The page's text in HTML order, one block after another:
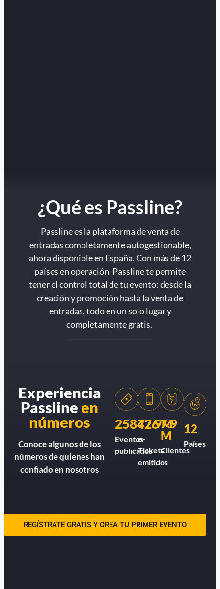
¿Qué es Passline?
Passline es la plataforma de venta de
entradas completamente autogestionable,
ahora disponible en España. Con más de 12
países en operación, Passline te permite
tener el control total de tu evento: desde la
creación y promoción hasta la venta de
entradas, todo en un solo lugar y
completamente gratis.
Experiencia
Passlineen
números
Conoce algunos de los
números de quienes han
confiado en nosotros
258426
Eventos
publicados
77.9M
e-
Tickets
emitidos
7.9
M
Clientes
12
Países
REGÍSTRATE GRATIS Y CREA TU PRIMER EVENTO